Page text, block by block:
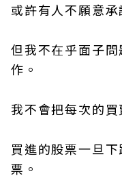
或許有人不願意承
但我不在乎面子
作。
我不會把每次的
買進的股票一旦
票。